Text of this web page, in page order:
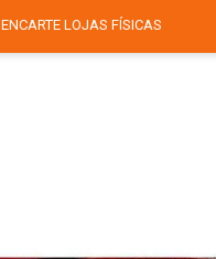
ENCARTE LOJAS FÍSICAS